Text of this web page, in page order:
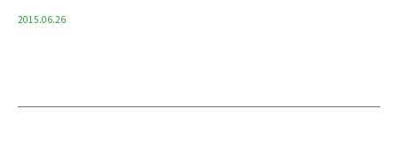
2015.06.26